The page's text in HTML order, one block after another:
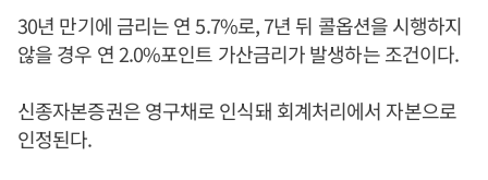
30년 만기에 금리는 연 5.7%로, 7년 뒤 콜옵션을 시행하지
않을 경우 연 2.0%포인트 가산금리가 발생하는 조건이다.
신종자본증권은 영구채로 인식돼 회계처리에서 자본으로
인정된다.